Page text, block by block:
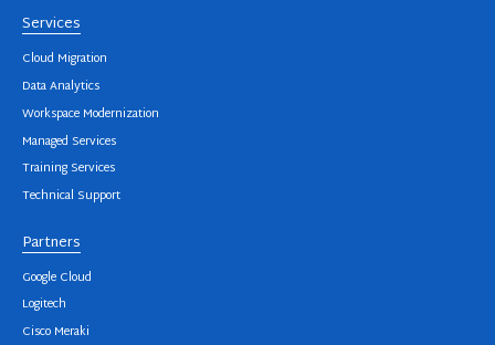
Services
Cloud Migration
Data Analytics
Workspace Modernization
Managed Services
Training Services
Technical Support
Partners
Google Cloud
Logitech
Cisco Meraki